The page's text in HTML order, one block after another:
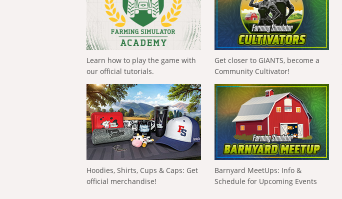
Learn how to play the game with
our official tutorials.
Get closer to GIANTS, become a
Community Cultivator!
Hoodies, Shirts, Cups & Caps: Get
official merchandise!
Barnyard MeetUps: Info &
Schedule for Upcoming Events